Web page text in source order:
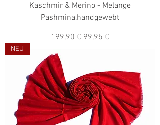
Kaschmir & Merino - Melange
Pashmina,handgewebt
Standardpreis
199,90 € Sale-Preis
99,95 €
NEU